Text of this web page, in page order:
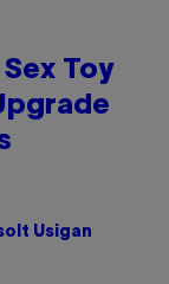
Toy
Usigan